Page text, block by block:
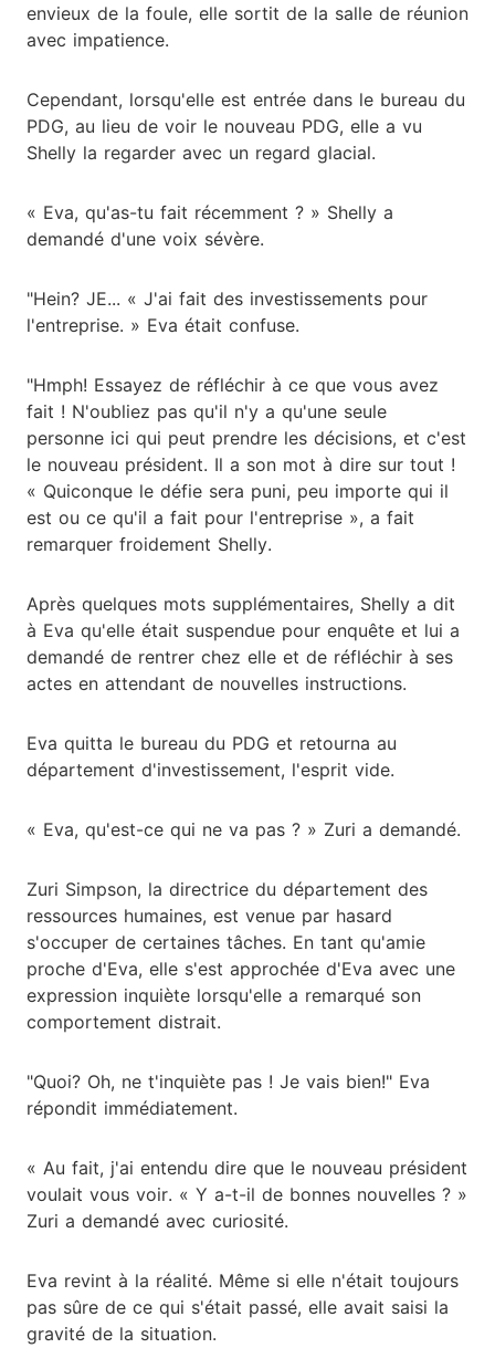
envieux de la foule, elle sortit de la salle de réunion
avec impatience.
Cependant, lorsqu'elle est entrée dans le bureau du
PDG, au lieu de voir le nouveau PDG, elle a vu
Shelly la regarder avec un regard glacial.
« Eva, qu'as-tu fait récemment ? » Shelly a
demandé d'une voix sévère.
"Hein? JE... « J'ai fait des investissements pour
l'entreprise. » Eva était confuse.
"Hmph! Essayez de réfléchir à ce que vous avez
fait ! N'oubliez pas qu'il n'y a qu'une seule
personne ici qui peut prendre les décisions, et c'est
le nouveau président. Il a son mot à dire sur tout !
« Quiconque le défie sera puni, peu importe qui il
est ou ce qu'il a fait pour l'entreprise », a fait
remarquer froidement Shelly.
Après quelques mots supplémentaires, Shelly a dit
à Eva qu'elle était suspendue pour enquête et lui a
demandé de rentrer chez elle et de réfléchir à ses
actes en attendant de nouvelles instructions.
Eva quitta le bureau du PDG et retourna au
département d'investissement, l'esprit vide.
« Eva, qu'est-ce qui ne va pas ? » Zuri a demandé.
Zuri Simpson, la directrice du département des
ressources humaines, est venue par hasard
s'occuper de certaines tâches. En tant qu'amie
proche d'Eva, elle s'est approchée d'Eva avec une
expression inquiète lorsqu'elle a remarqué son
comportement distrait.
"Quoi? Oh, ne t'inquiète pas ! Je vais bien!" Eva
répondit immédiatement.
« Au fait, j'ai entendu dire que le nouveau président
voulait vous voir. « Y a-t-il de bonnes nouvelles ? »
Zuri a demandé avec curiosité.
Eva revint à la réalité. Même si elle n'était toujours
pas sûre de ce qui s'était passé, elle avait saisi la
gravité de la situation.